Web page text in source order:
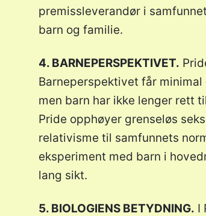
premissleverandør i
barn og familie.
4. BARNEPERSPEKTIVET.
Barneperspektivet får
men barn har ikke lenger rett
Pride opphøyer grenseløs
relativisme til samfunnets
eksperiment med barn i
lang sikt.
5. BIOLOGIENS BETYDNING. I